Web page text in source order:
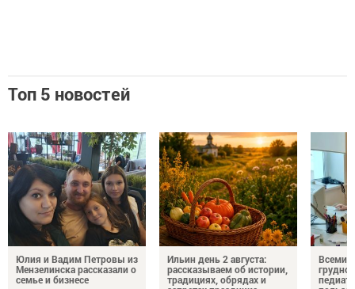
Топ 5 новостей
Юлия и Вадим Петровы из
Мензелинска рассказали о
семье и бизнесе
Ильин день 2 августа:
рассказываем об истории,
традициях, обрядах и